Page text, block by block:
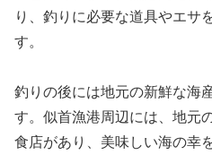
り、釣りに必要な道具やエサ
す。
釣りの後には地元の新鮮な海
す。似首漁港周辺には、地元
食店があり、美味しい海の幸